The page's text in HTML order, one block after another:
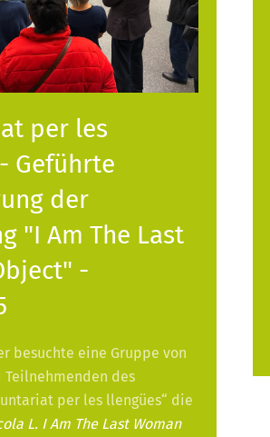
per les
Geführte
der
"I Am The Last
-
besuchte eine Gruppe von
des
per les llengües“ die
L. I Am The Last Woman